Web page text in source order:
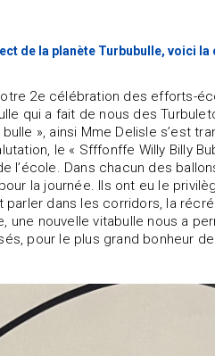
de la planète Turbubulle, voici
2e célébration des efforts-
qui a fait de nous des
», ainsi Mme Delisle s’est
le « Sfffonffe Willy Billy
l’école. Dans chacun des
la journée. Ils ont eu le
parler dans les corridors, la
une nouvelle vitabulle nous a
pour le plus grand bonheur